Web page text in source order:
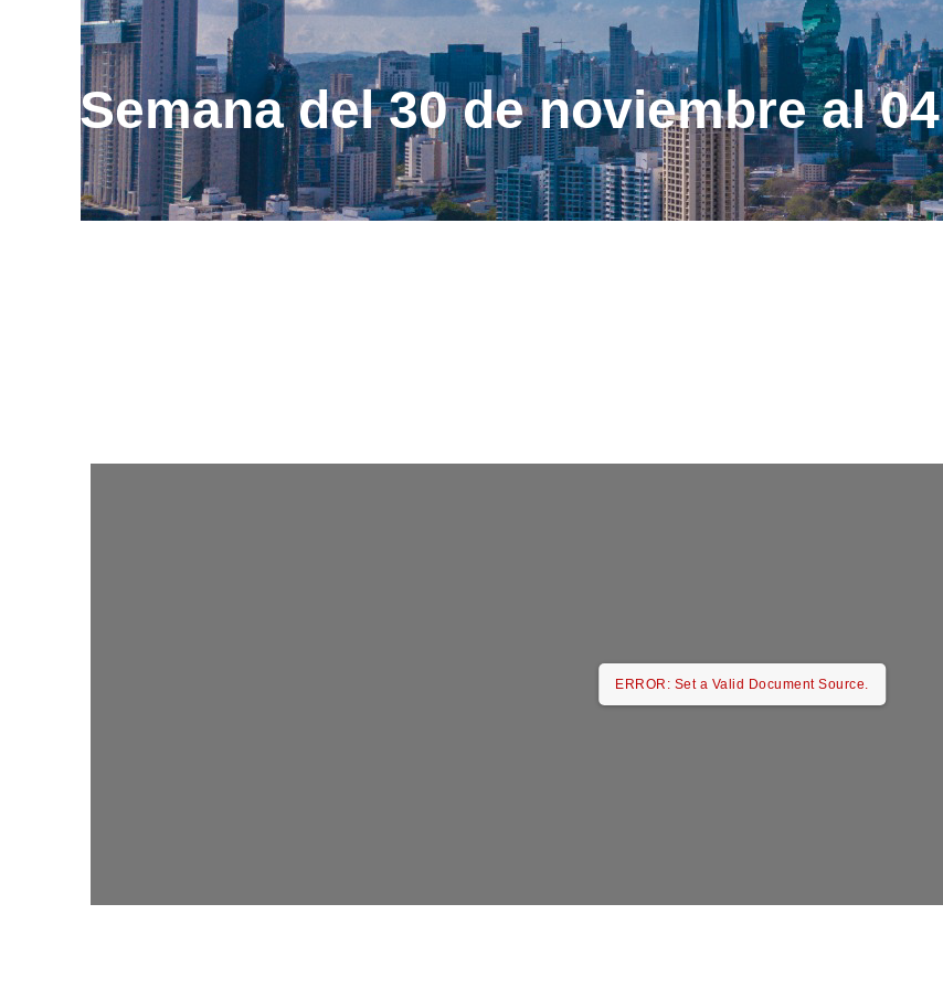
Semana del 30 de noviembre al
ERROR: Set a Valid Document Source.